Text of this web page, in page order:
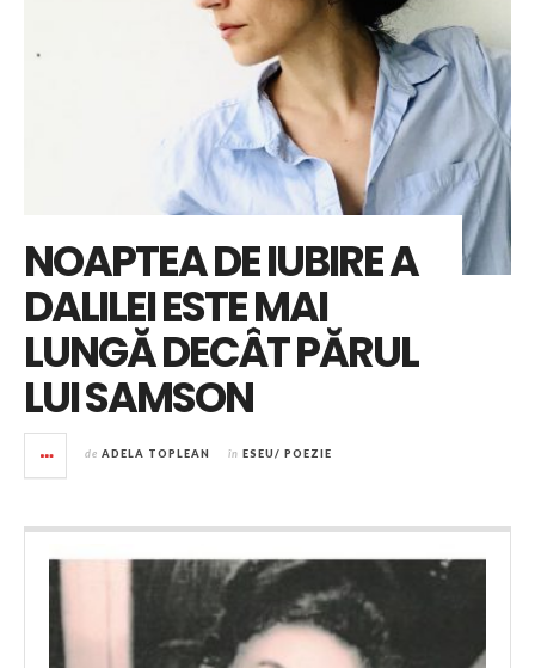
NOAPTEA DE IUBIRE A
DALILEI ESTE MAI
LUNGĂ DECÂT PĂRUL
LUI SAMSON
de ADELA TOPLEAN în ESEU/ POEZIE